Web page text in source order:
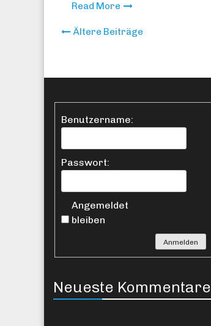
Read More
Beitragsnavigation
Ältere Beiträge
Benutzername:
Passwort:
Angemeldet
bleiben
Anmelden
Neueste Kommentare